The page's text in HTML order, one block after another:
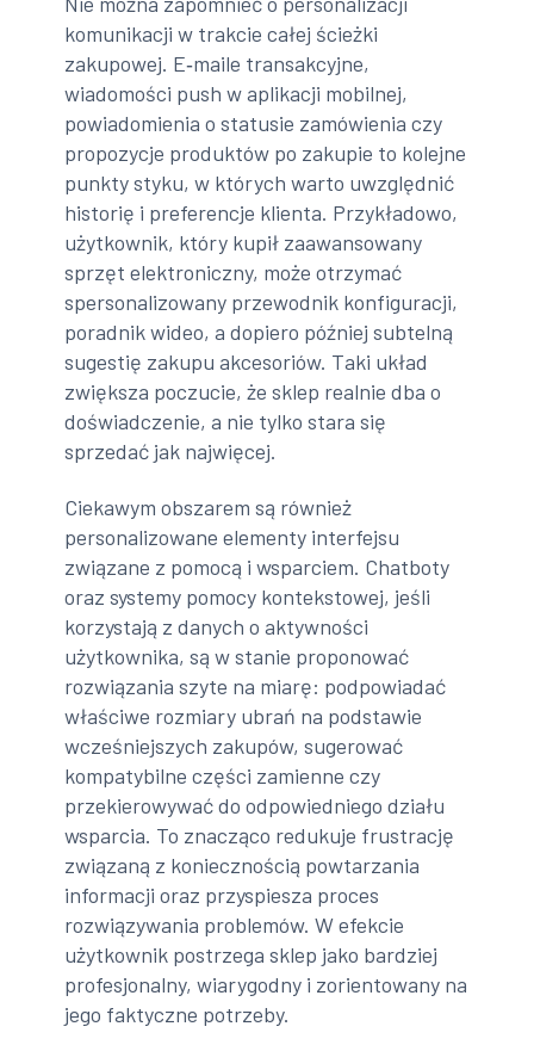
komunikacji w trakcie całej ścieżki
zakupowej. E‑maile transakcyjne,
wiadomości push w aplikacji mobilnej,
powiadomienia o statusie zamówienia czy
propozycje produktów po zakupie to kolejne
punkty styku, w których warto uwzględnić
historię i preferencje klienta. Przykładowo,
użytkownik, który kupił zaawansowany
sprzęt elektroniczny, może otrzymać
spersonalizowany przewodnik konfiguracji,
poradnik wideo, a dopiero później subtelną
sugestię zakupu akcesoriów. Taki układ
zwiększa poczucie, że sklep realnie dba o
doświadczenie, a nie tylko stara się
sprzedać jak najwięcej.
Ciekawym obszarem są również
personalizowane elementy interfejsu
związane z pomocą i wsparciem. Chatboty
oraz systemy pomocy kontekstowej, jeśli
korzystają z danych o aktywności
użytkownika, są w stanie proponować
rozwiązania szyte na miarę: podpowiadać
właściwe rozmiary ubrań na podstawie
wcześniejszych zakupów, sugerować
kompatybilne części zamienne czy
przekierowywać do odpowiedniego działu
wsparcia. To znacząco redukuje frustrację
związaną z koniecznością powtarzania
informacji oraz przyspiesza proces
rozwiązywania problemów. W efekcie
użytkownik postrzega sklep jako bardziej
profesjonalny, wiarygodny i zorientowany na
jego faktyczne potrzeby.